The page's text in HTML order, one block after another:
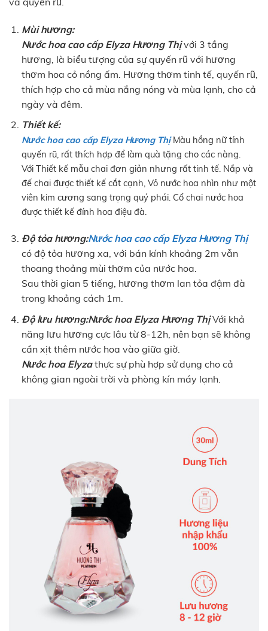
Mùi hương:
Nước hoa cao cấp Elyza Hương Thịvới 3 tầng
hương, là biểu tượng của sự quyến rũ với hương
thơm hoa cỏ nồng ấm. Hương thơm tinh tế, quyến rũ,
thích hợp cho cả mùa nắng nóng và mùa lạnh, cho cả
ngày và đêm.
Thiết kế:
Nước hoa cao cấp Elyza Hương ThịMàu hồng nữ tính
quyến rũ, rất thích hợp để làm quà tặng cho các nàng.
Với Thiết kế mẫu chai đơn giản nhưng rất tinh tế. Nắp và
đế chai được thiết kế cắt cạnh, Vỏ nước hoa nhìn như một
viên kim cương sang trọng quý phái. Cổ chai nước hoa
được thiết kế đính hoa điệu đà.
Độ tỏa hương:Nước hoa cao cấp Elyza Hương Thị
có độ tỏa hương xa, với bán kính khoảng 2m vẫn
thoang thoảng mùi thơm của nước hoa.
Sau thời gian 5 tiếng, hương thơm lan tỏa đậm đà
trong khoảng cách 1m.
Độ lưu hương:Nước hoa Elyza Hương ThịVới khả
năng lưu hương cực lâu từ 8-12h, nên bạn sẽ không
cần xịt thêm nước hoa vào giữa giờ.
Nước hoa Elyzathực sự phù hợp sử dụng cho cả
không gian ngoài trời và phòng kín máy lạnh.